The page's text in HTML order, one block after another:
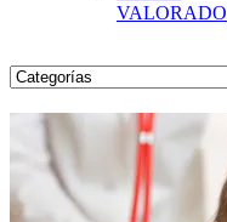
VALORADO